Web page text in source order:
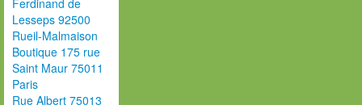
Ferdinand de
Lesseps 92500
Rueil-Malmaison
Boutique 175 rue
Saint Maur 75011
Paris
Rue Albert 75013